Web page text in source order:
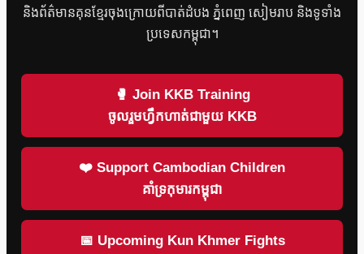
និងព័ត៌មានគុនខ្មែរចុងក្រោយពីបាត់ដំបង ភ្នំពេញ សៀមរាប និងទូទាំង
ប្រទេសកម្ពុជា។
🥊 Join KKB Training
ចូលរួមហ្វឹកហាត់ជាមួយ KKB
❤️ Support Cambodian Children
គាំទ្រកុមារកម្ពុជា
📅 Upcoming Kun Khmer Fights